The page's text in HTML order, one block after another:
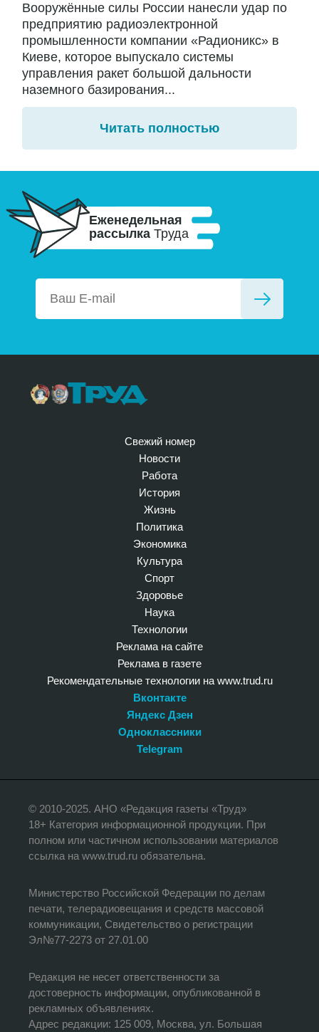
Вооружённые силы России нанесли удар по
предприятию радиоэлектронной
промышленности компании «Радионикс» в
Киеве, которое выпускало системы
управления ракет большой дальности
наземного базирования...
Читать полностью
Еженедельная
рассылка Труда
Свежий номер
Новости
Работа
История
Жизнь
Политика
Экономика
Культура
Спорт
Здоровье
Наука
Технологии
Реклама на сайте
Реклама в газете
Рекомендательные технологии на www.trud.ru
Вконтакте
Яндекс Дзен
Одноклассники
Telegram
© 2010-2025. АНО «Редакция газеты «Труд»
18+ Категория информационной продукции. При
полном или частичном использовании материалов
ссылка на www.trud.ru обязательна.
Министерство Российской Федерации по делам
печати, телерадиовещания и средств массовой
коммуникации, Свидетельство о регистрации
Эл№77-2273 от 27.01.00
Редакция не несет ответственности за
достоверность информации, опубликованной в
рекламных объявлениях.
Адрес редакции: 125 009, Москва, ул. Большая